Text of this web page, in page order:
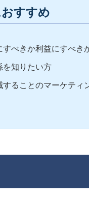
すすめ
すべきか利益にすべき
を知りたい方
ることのマーケティ